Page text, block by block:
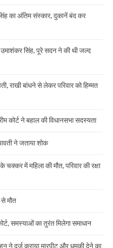
का अंतिम संस्कार, दुकानें बंद कर
सिंह, पूरे सदन ने की थी जल्द
राखी बांधने से लेकर परिवार को हिम्मत
कोर्ट ने बहाल की विधानसभा सदस्यता
ने जताया शोक
में महिला की मौत, परिवार की रक्षा
मौत
समस्याओं का तुरंत मिलेगा समाधान
दर्ज कराया मारपीट और धमकी देने का